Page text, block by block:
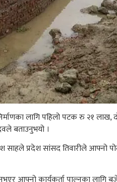
लागि पहिलो पटक रु २१
बताउनुभयो ।
साहले प्रदेश सांसद तिवारीले आफ्नो